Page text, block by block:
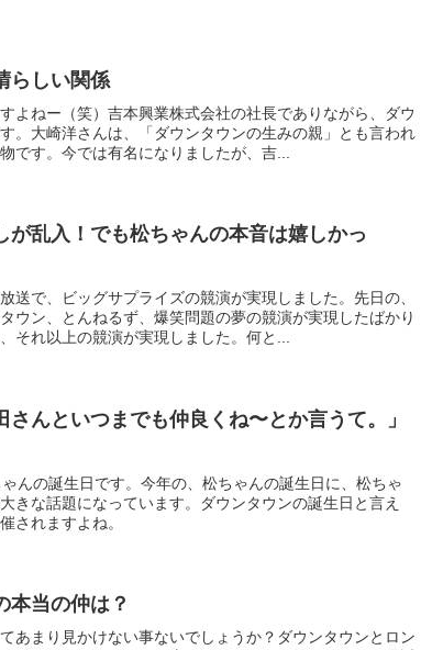
らしい関係
よねー（笑）吉本興業株式会社の社長でありながら、ダウ
。大崎洋さんは、「ダウンタウンの生みの親」とも言われ
です。今では有名になりましたが、吉...
が乱入！でも松ちゃんの本音は嬉しかっ
送で、ビッグサプライズの競演が実現しました。先日の、
ウン、とんねるず、爆笑問題の夢の競演が実現したばかり
それ以上の競演が実現しました。何と...
んといつまでも仲良くね〜とか言うて。」
んの誕生日です。今年の、松ちゃんの誕生日に、松ちゃ
きな話題になっています。ダウンタウンの誕生日と言え
されますよね。
本当の仲は？
あまり見かけない事ないでしょうか？ダウンタウンとロン